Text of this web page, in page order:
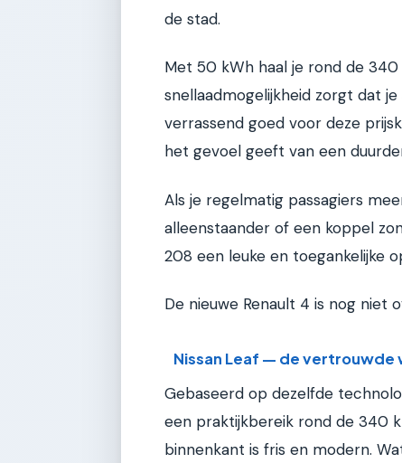
de stad.
Met 50 kWh haal je rond de
snellaadmogelijkheid zorgt dat
verrassend goed voor deze
het gevoel geeft van een
Als je regelmatig passagiers
alleenstaander of een koppel
208 een leuke en toegankelijke
De nieuwe Renault 4 is nog niet
Nissan Leaf — de vertrouwde
Gebaseerd op dezelfde
een praktijkbereik rond de 340
binnenkant is fris en modern.